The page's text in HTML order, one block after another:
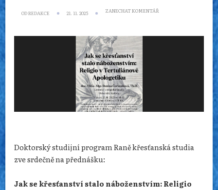
ODREDAKCE 21. 11. 2025 ZANECHAT KOMENTÁŘ
KŘESŤANSTVÍ
Doktorský studijní program Raně křesťanská studia
zve srdečně na přednášku:
Jak se křesťanství stalo náboženstvím: Religio